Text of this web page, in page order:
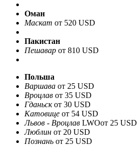
Оман
Маскат от 520 USD
Пакистан
Пешавар от 810 USD
Польша
Варшава от 25 USD
Вроцлав от 35 USD
Гданьск от 30 USD
Катовице от 54 USD
Львов - Вроцлав LWOот 25 USD
Люблин от 20 USD
Познань от 25 USD